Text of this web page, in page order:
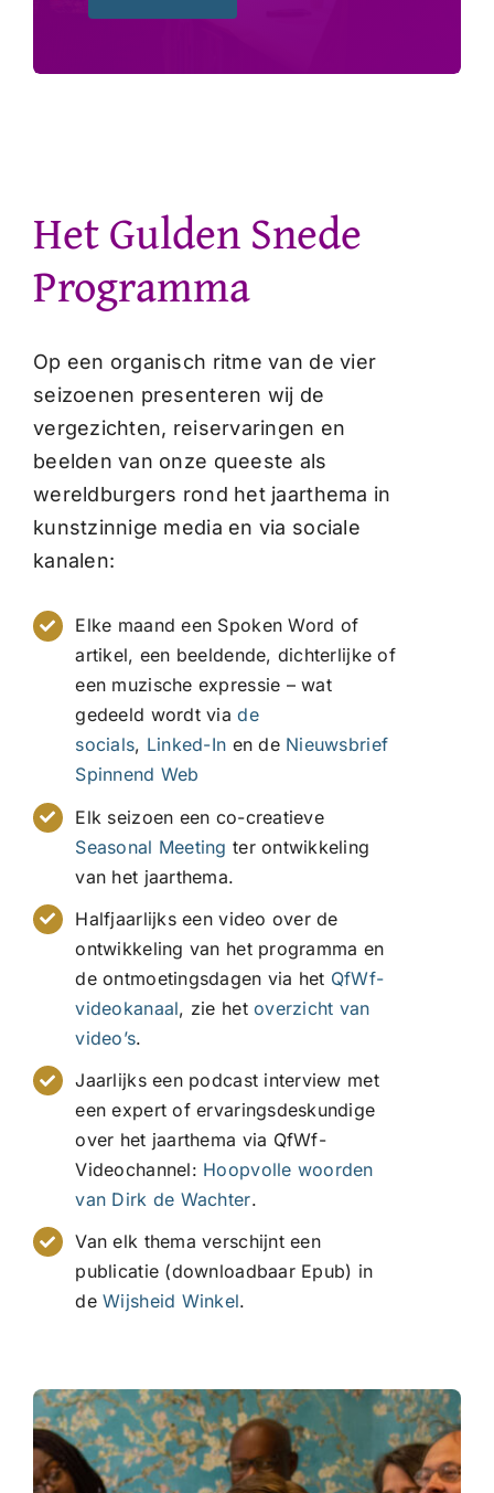
Het Gulden Snede
Programma
Op een organisch ritme van de vier
seizoenen presenteren wij de
vergezichten, reiservaringen en
beelden van onze queeste als
wereldburgers rond het jaarthema in
kunstzinnige media en via sociale
kanalen:
Elke maand een Spoken Word of
artikel, een beeldende, dichterlijke of
een muzische expressie – wat
gedeeld wordt viade
socials, Linked-In en deNieuwsbrief
Spinnend Web
Elk seizoen een co-creatieve
Seasonal Meeting ter ontwikkeling
van het jaarthema.
Halfjaarlijks een video over de
ontwikkeling van het programma en
de ontmoetingsdagen via het QfWf-
videokanaal, zie hetoverzicht van
video’s.
Jaarlijks een podcast interview met
een expert of ervaringsdeskundige
over het jaarthema via QfWf-
Videochannel: Hoopvolle woorden
van Dirk de Wachter.
Van elk thema verschijnt een
publicatie (downloadbaar Epub) in
deWijsheid Winkel.